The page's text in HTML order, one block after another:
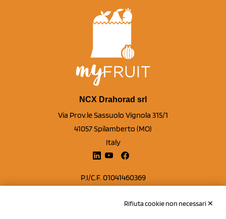
NCX Drahorad srl
Via Prov.le Sassuolo Vignola 315/1
41057 Spilamberto (MO)
Italy
P.I/C.F. 01041460369
Capitale sociale Euro 50.000,00 i.v.Rifiuta cookie non necessari ✕